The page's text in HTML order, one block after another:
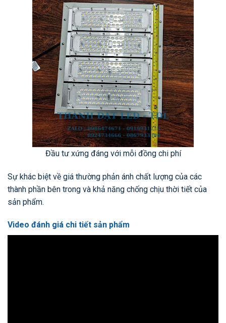
Đầu tư xứng đáng với mỗi đồng chi phí
Sự khác biệt về giá thường phản ánh chất lượng của các
thành phần bên trong và khả năng chống chịu thời tiết của
sản phẩm.
Video đánh giá chi tiết sản phẩm